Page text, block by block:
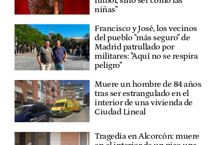
niñas"
Francisco y José, los vecinos
del pueblo "más seguro" de
Madrid patrullado por
militares: "Aquí no se respira
peligro"
Muere un hombre de 84 años
tras ser estrangulado en el
interior de una vivienda de
Ciudad Lineal
Tragedia en Alcorcón: muere